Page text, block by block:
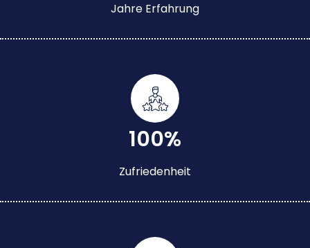
Jahre Erfahrung
100%
Zufriedenheit